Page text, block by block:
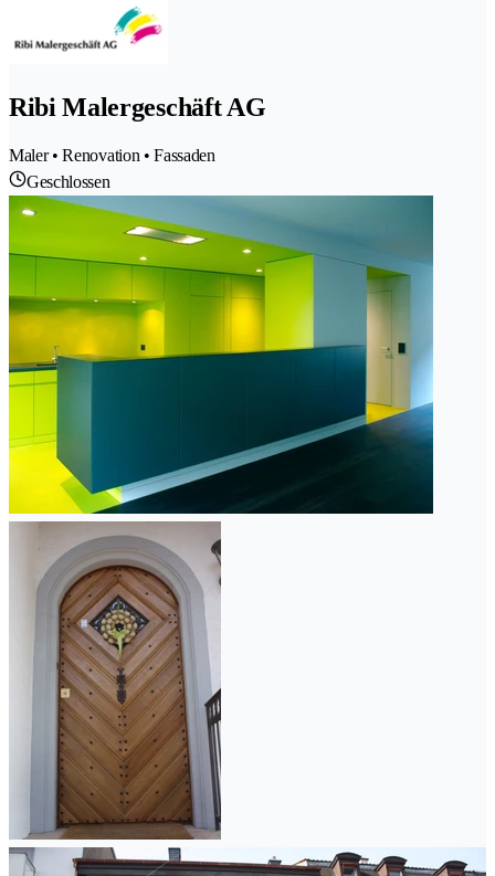
Ribi Malergeschäft AG
Maler • Renovation • Fassaden
Geschlossen